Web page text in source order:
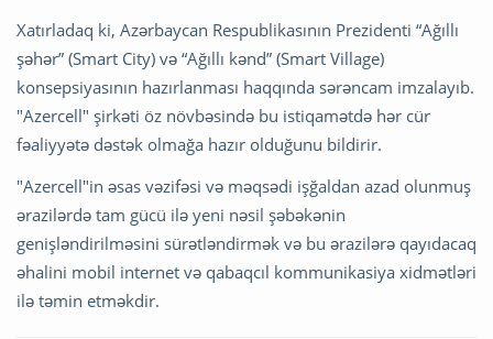
Xatırladaq ki, Azərbaycan Respublikasının Prezidenti “Ağıllı
şəhər” (Smart City) və “Ağıllı kənd” (Smart Village)
konsepsiyasının hazırlanması haqqında sərəncam imzalayıb.
"Azercell" şirkəti öz növbəsində bu istiqamətdə hər cür
fəaliyyətə dəstək olmağa hazır olduğunu bildirir.
"Azercell"in əsas vəzifəsi və məqsədi işğaldan azad olunmuş
ərazilərdə tam gücü ilə yeni nəsil şəbəkənin
genişləndirilməsini sürətləndirmək və bu ərazilərə qayıdacaq
əhalini mobil internet və qabaqcıl kommunikasiya xidmətləri
ilə təmin etməkdir.